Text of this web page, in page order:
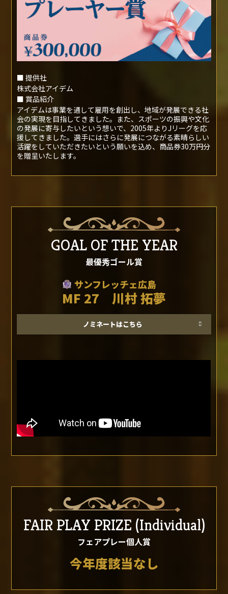
■ 提供社
株式会社アイデム
■ 賞品紹介
アイデムは事業を通して雇用を創出し、地域が発展できる社
会の実現を目指してきました。また、スポーツの振興や文化
の発展に寄与したいという想いで、2005年よりJリーグを応
援してきました。選手にはさらに発展につながる素晴らしい
活躍をしていただきたいという願いを込め、商品券30万円分
を贈呈いたします。
GOAL OF THE YEAR
最優秀ゴール賞
サンフレッチェ広島
MF 27 川村 拓夢
ノミネートはこちら
FAIR PLAY PRIZE (Individual)
フェアプレー個人賞
今年度該当なし